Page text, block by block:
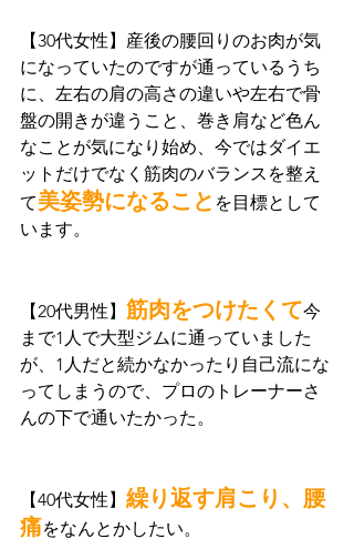
【30代女性】産後の腰回りのお肉が気
になっていたのですが通っているうち
に、左右の肩の高さの違いや左右で骨
盤の開きが違うこと、巻き肩など色ん
なことが気になり始め、今ではダイエ
ットだけでなく筋肉のバランスを整え
て美姿勢になること を目標として
います。
【20代男性】 筋肉をつけたくて今
まで1人で大型ジムに通っていました
が、1人だと続かなかったり自己流にな
ってしまうので、プロのトレーナーさ
んの下で通いたかった。
【40代女性】 繰り返す肩こり、腰
痛をなんとかしたい。